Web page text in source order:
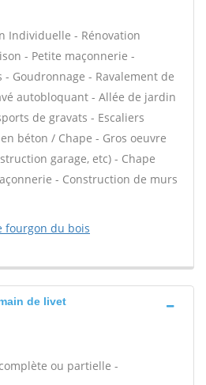
Individuelle - Rénovation
- Petite maçonnerie -
- Goudronnage - Ravalement de
autobloquant - Allée de jardin
de gravats - Escaliers
béton / Chape - Gros oeuvre
garage, etc) - Chape
- Construction de murs
fourgon du bois
de livet
ou partielle -